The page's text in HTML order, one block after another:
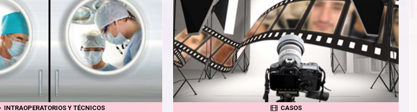
INTRAOPERATORIOS Y TÉCNICOS CASOS